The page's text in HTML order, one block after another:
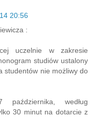
20:56
:
uczelnie w zakresie
studiów ustalony
studentów nie możliwy do
według
30 minut na dotarcie z